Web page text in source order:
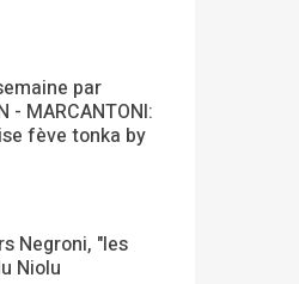
par
- MARCANTONI:
fève tonka by
Negroni, "les
Niolu